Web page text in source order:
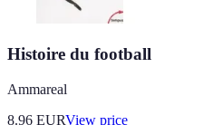
Histoire du football
Ammareal
8.96 EURView price